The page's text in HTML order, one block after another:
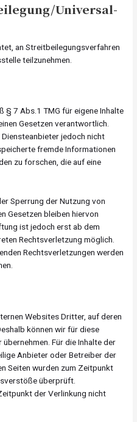
Universal­
an Streitbeilegungsverfahren
teilzunehmen.
§ 7 Abs.1 TMG für eigene Inhalte
Gesetzen verantwortlich.
jedoch nicht
fremde Informationen
zu forschen, die auf eine
Sperrung der Nutzung von
Gesetzen bleiben hiervon
ist jedoch erst ab dem
Rechtsverletzung möglich.
Rechtsverletzungen werden
Websites Dritter, auf deren
können wir für diese
Für die Inhalte der
Anbieter oder Betreiber der
Seiten wurden zum Zeitpunkt
überprüft.
der Verlinkung nicht